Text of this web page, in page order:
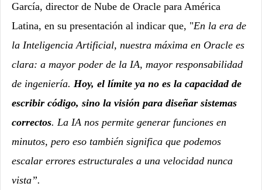
García, director de Nube de Oracle para América
Latina, en su presentación al indicar que, "En la era de
la Inteligencia Artificial, nuestra máxima en Oracle es
clara: a mayor poder de la IA, mayor responsabilidad
de ingeniería. Hoy, el límite ya no es la capacidad de
escribir código, sino la visión para diseñar sistemas
correctos. La IA nos permite generar funciones en
minutos, pero eso también significa que podemos
escalar errores estructurales a una velocidad nunca
vista”.